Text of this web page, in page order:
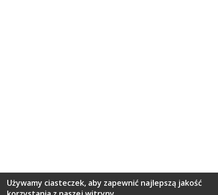
Używamy ciasteczek, aby zapewnić najlepszą jakość